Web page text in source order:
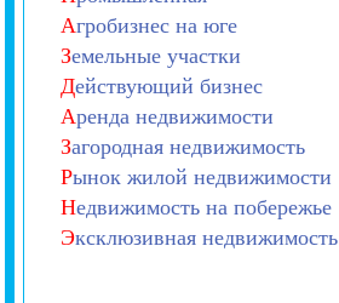
Агробизнес на юге
Земельные участки
Действующий бизнес
Аренда недвижимости
Загородная недвижимость
Рынок жилой недвижимости
Недвижимость на побережье
Эксклюзивная недвижимость